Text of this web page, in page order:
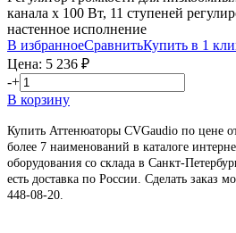
канала х 100 Вт, 11 ступеней
настенное исполнение
В избранноеСравнитьКупить в 1
Цена: 5 236 ₽
-+
В корзину
Купить Аттенюаторы CVGaudio по цене
более 7 наименований в каталоге
оборудования со склада в Санкт-
есть доставка по России. Сделать заказ
448-08-20